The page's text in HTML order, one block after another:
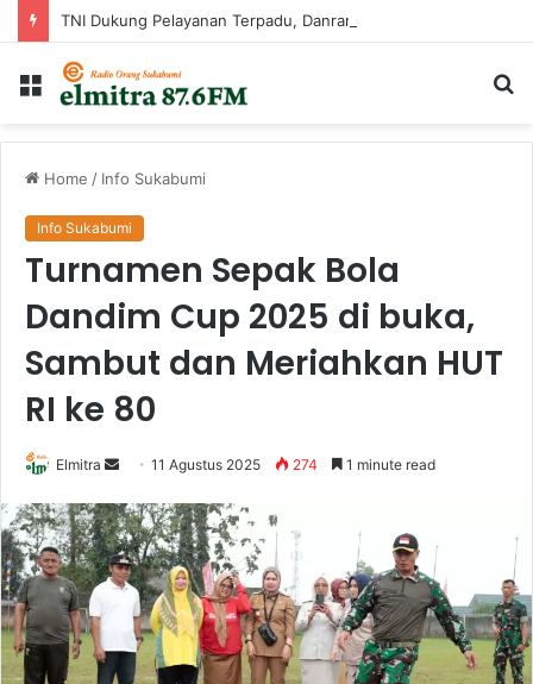
Menu
Home / Info Sukabumi
Info Sukabumi
Turnamen Sepak Bola
Dandim Cup 2025 di buka,
Sambut dan Meriahkan HUT
RI ke 80
Elmitra
Send
email
11 Agustus 2025 274 1 minute read